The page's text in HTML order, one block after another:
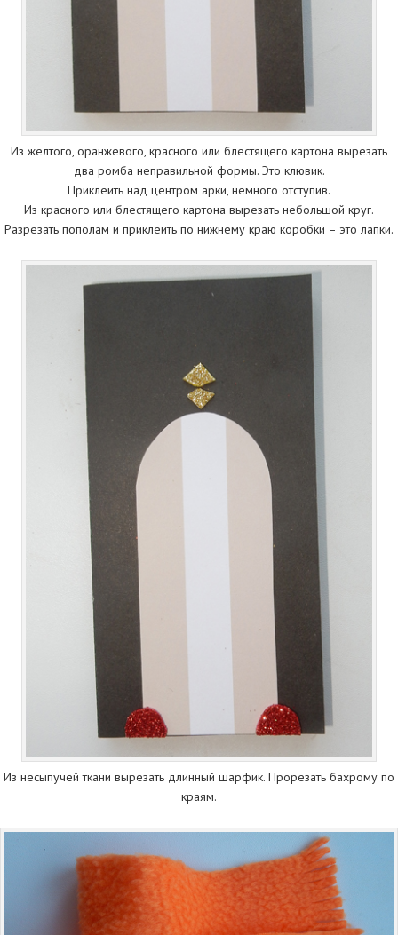
Из желтого, оранжевого, красного или блестящего картона вырезать
два ромба неправильной формы. Это клювик.
Приклеить над центром арки, немного отступив.
Из красного или блестящего картона вырезать небольшой круг.
Разрезать пополам и приклеить по нижнему краю коробки – это лапки.
Из несыпучей ткани вырезать длинный шарфик. Прорезать бахрому по
краям.